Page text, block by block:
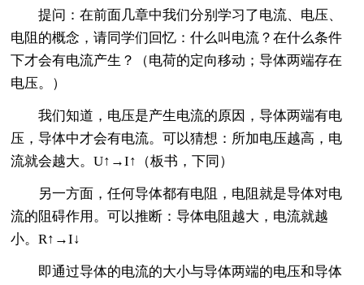
提问：在前面几章中我们分别学习了电流、电压、
电阻的概念，请同学们回忆：什么叫电流？在什么条件
下才会有电流产生？（电荷的定向移动；导体两端存在
电压。）
我们知道，电压是产生电流的原因，导体两端有电
压，导体中才会有电流。可以猜想：所加电压越高，电
流就会越大。U↑→I↑（板书，下同）
另一方面，任何导体都有电阻，电阻就是导体对电
流的阻碍作用。可以推断：导体电阻越大，电流就越
小。R↑→I↓
即通过导体的电流的大小与导体两端的电压和导体